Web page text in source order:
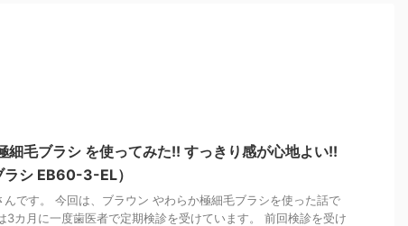
細毛ブラシ を使ってみた!! すっきり感が心地よい!!
ラシ EB60-3-EL）
んです。 今回は、ブラウン やわらか極細毛ブラシを使った話で
カ月に一度歯医者で定期検診を受けています。 前回検診を受け